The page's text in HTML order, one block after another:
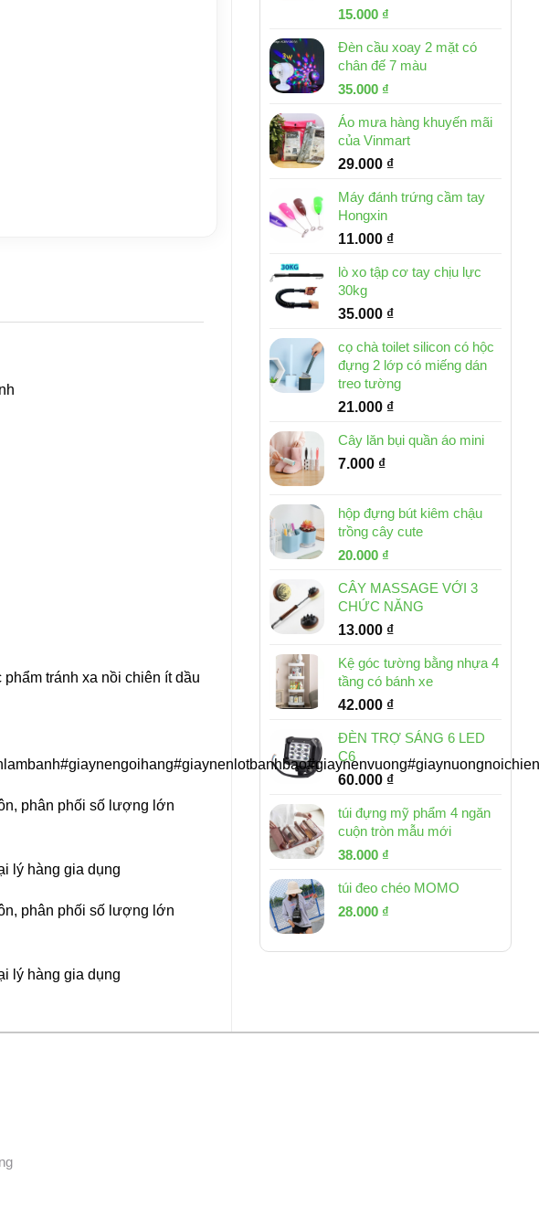
Giá
là:
32.000 ₫.
15.000 ₫
tại
là:
Đèn cầu xoay 2 mặt có
chân đế 7 màu
Giá
là:
46.000 ₫.
35.000 ₫
tại
là:
35.000 ₫.
Áo mưa hàng khuyến mãi
của Vinmart
29.000 ₫
Máy đánh trứng cầm tay
Hongxin
11.000 ₫
lò xo tập cơ tay chịu lực
30kg
35.000 ₫
cọ chà toilet silicon có hộc
đựng 2 lớp có miếng dán
treo tường
21.000 ₫
Cây lăn bụi quần áo mini
7.000 ₫
hộp đựng bút kiêm chậu
trồng cây cute
Giá
là:
30.000 ₫.
20.000 ₫
tại
là:
20.000 ₫.
CÂY MASSAGE VỚI 3
CHỨC NĂNG
13.000 ₫
Kệ góc tường bằng nhựa 4
tầng có bánh xe
42.000 ₫
ĐÈN TRỢ SÁNG 6 LED
C6
60.000 ₫
túi đựng mỹ phẩm 4 ngăn
cuộn tròn mẫu mới
Giá
là:
53.000 ₫.
38.000 ₫
tại
túi đeo chéo MOMO
Giá
là:
28.000 ₫
tại
tránh xa nồi chiên ít dầu
phân phối số lượng lớn
lý hàng gia dụng
phân phối số lượng lớn
lý hàng gia dụng